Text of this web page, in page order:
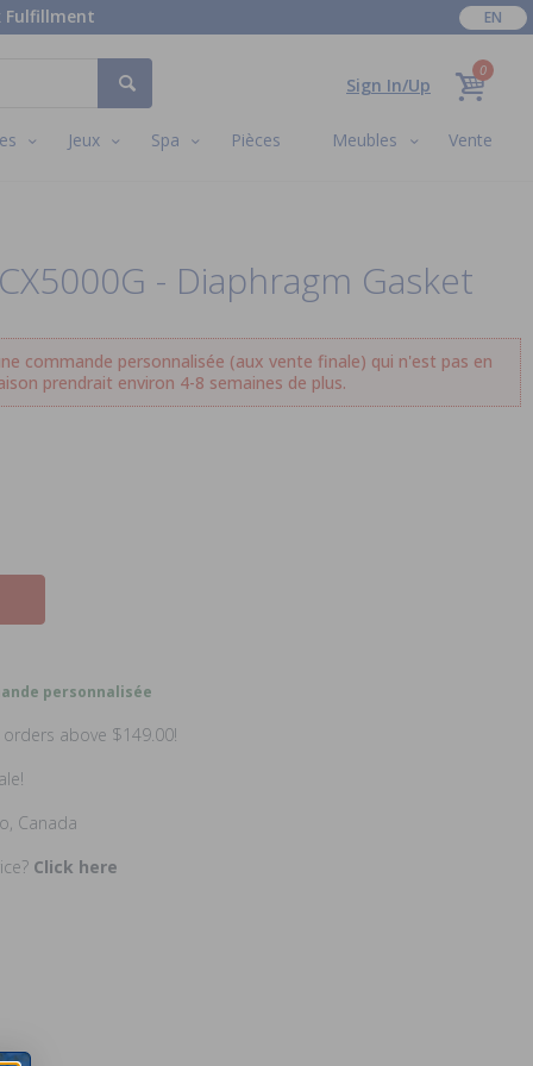
Fulfillment EN
Sign In/Up
0
Jeux Spa Pièces Meubles Vente
- Diaphragm Gasket
commande personnalisée (aux vente finale) qui n'est pas en
prendrait environ 4-8 semaines de plus.
personnalisée
above $149.00!
Canada
Click here